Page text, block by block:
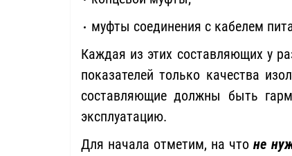
муфты соединения с кабелем
Каждая из этих составляющих у
показателей только качества
составляющие должны быть
эксплуатацию.
Для начала отметим, на чтоне